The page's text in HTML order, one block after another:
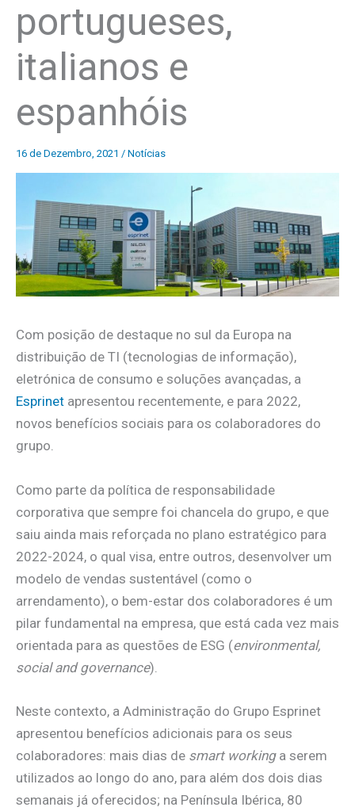
portugueses,
italianos e
espanhóis
16 de Dezembro, 2021 / Notícias
Com posição de destaque no sul da Europa na
distribuição de TI (tecnologias de informação),
eletrónica de consumo e soluções avançadas, a
Esprinet apresentou recentemente, e para 2022,
novos benefícios sociais para os colaboradores do
grupo.
Como parte da política de responsabilidade
corporativa que sempre foi chancela do grupo, e que
saiu ainda mais reforçada no plano estratégico para
2022-2024, o qual visa, entre outros, desenvolver um
modelo de vendas sustentável (como o
arrendamento), o bem-estar dos colaboradores é um
pilar fundamental na empresa, que está cada vez mais
orientada para as questões de ESG (environmental,
social and governance).
Neste contexto, a Administração do Grupo Esprinet
apresentou benefícios adicionais para os seus
colaboradores: mais dias de smart workinga serem
utilizados ao longo do ano, para além dos dois dias
semanais já oferecidos; na Península Ibérica, 80